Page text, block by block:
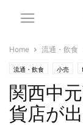
Home 流通・飲食
流通・飲食 小売
関西中
貨店が